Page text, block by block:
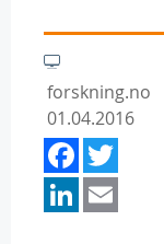
forskning.no
01.04.2016